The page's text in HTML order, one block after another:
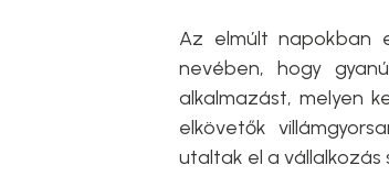
Az elmúlt napokban
nevében, hogy
alkalmazást, melyen
elkövetők
utaltak el a